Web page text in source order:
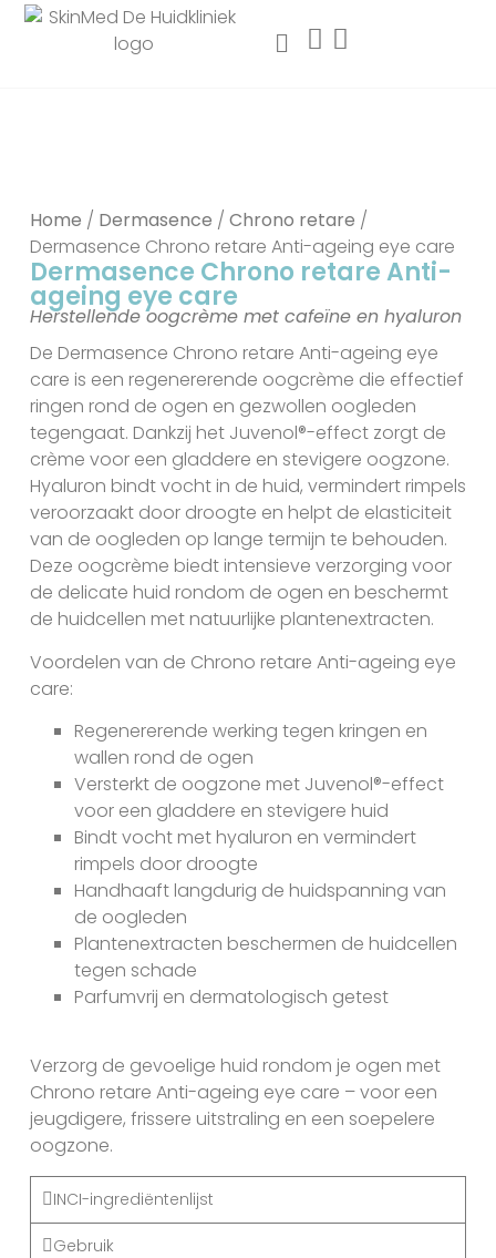
Home / Dermasence / Chrono retare /
Dermasence Chrono retare Anti-ageing eye care
Dermasence Chrono retare Anti-
ageing eye care
Herstellende oogcrème met cafeïne en hyaluron
De Dermasence Chrono retare Anti-ageing eye
care is een regenererende oogcrème die effectief
ringen rond de ogen en gezwollen oogleden
tegengaat. Dankzij het Juvenol®-effect zorgt de
crème voor een gladdere en stevigere oogzone.
Hyaluron bindt vocht in de huid, vermindert rimpels
veroorzaakt door droogte en helpt de elasticiteit
van de oogleden op lange termijn te behouden.
Deze oogcrème biedt intensieve verzorging voor
de delicate huid rondom de ogen en beschermt
de huidcellen met natuurlijke plantenextracten.
Voordelen van de Chrono retare Anti-ageing eye
care:
Regenererende werking tegen kringen en
wallen rond de ogen
Versterkt de oogzone met Juvenol®-effect
voor een gladdere en stevigere huid
Bindt vocht met hyaluron en vermindert
rimpels door droogte
Handhaaft langdurig de huidspanning van
de oogleden
Plantenextracten beschermen de huidcellen
tegen schade
Parfumvrij en dermatologisch getest
Verzorg de gevoelige huid rondom je ogen met
Chrono retare Anti-ageing eye care – voor een
jeugdigere, frissere uitstraling en een soepelere
oogzone.
INCI-ingrediëntenlijst
Gebruik